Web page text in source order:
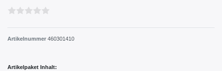
Artikelnummer 460301410
Artikelpaket Inhalt: